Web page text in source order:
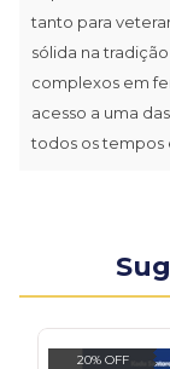
tanto para
sólida na
complexos em
acesso a uma
todos os tempos
20% OFF